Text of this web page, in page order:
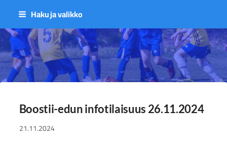
Siirry
sisältöön
Haku ja valikko
Sivuston etusivulle
Boostii-edun infotilaisuus 26.11.2024
21.11.2024